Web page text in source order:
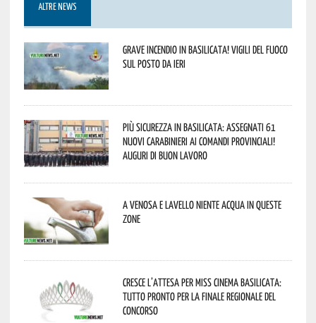
ALTRE NEWS
Grave incendio in Basilicata! Vigili del fuoco
sul posto da ieri
Più sicurezza in Basilicata: assegnati 61
nuovi Carabinieri ai Comandi provinciali!
Auguri di buon lavoro
A Venosa e Lavello niente acqua in queste
zone
Cresce l’attesa per Miss Cinema Basilicata:
tutto pronto per la finale regionale del
concorso